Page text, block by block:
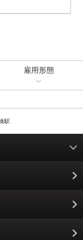
雇用形態
駅